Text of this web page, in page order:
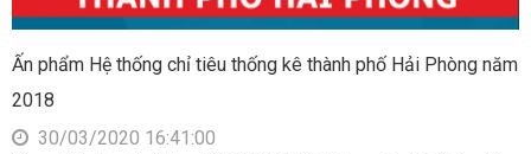
Ấn phẩm Hệ thống chỉ tiêu thống kê thành phố Hải Phòng năm
2018
30/03/2020 16:41:00